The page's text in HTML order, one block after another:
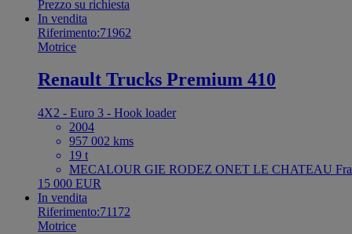
Prezzo su richiesta
In vendita
Riferimento:71962
Motrice
Renault Trucks Premium 410
4X2 - Euro 3 - Hook loader
2004
957 002 kms
19 t
MECALOUR GIE RODEZ ONET LE CHATEAU
15 000 EUR
In vendita
Riferimento:71172
Motrice